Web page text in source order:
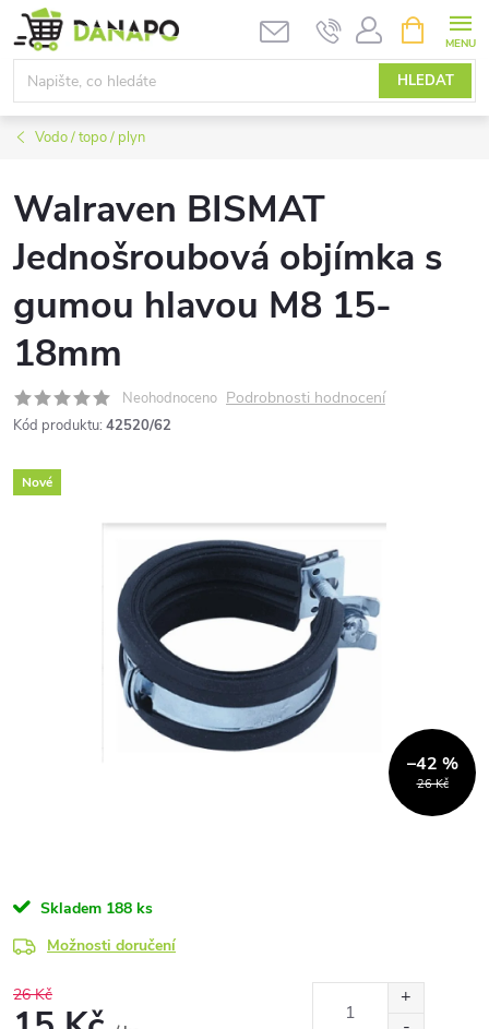
Přejít
na
obsah
HLEDAT
NÁKUPNÍ
KOŠÍK
Vodo / topo / plyn
Walraven BISMAT
Jednošroubová objímka s
gumou hlavou M8 15-
18mm
Neohodnoceno Podrobnosti hodnocení
Kód produktu: 42520/62
Nové
26 Kč
–42 %
Skladem 188 ks
Možnosti doručení
26 Kč